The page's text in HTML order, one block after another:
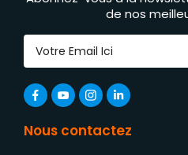
de nos
Nous contactez